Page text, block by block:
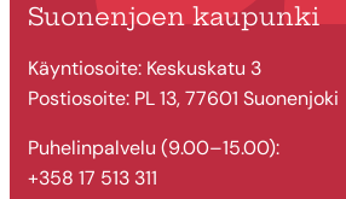
Suonenjoen kaupunki
Käyntiosoite: Keskuskatu 3
Postiosoite: PL 13, 77601 Suonenjoki
Puhelinpalvelu (9.00–15.00):
+358 17 513 311